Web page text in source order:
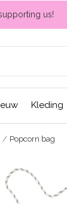
Kleding
us!
Popcorn bag